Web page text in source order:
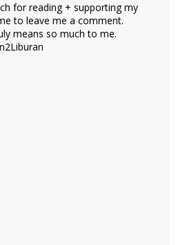
for reading + supporting my
to leave me a comment.
means so much to me.